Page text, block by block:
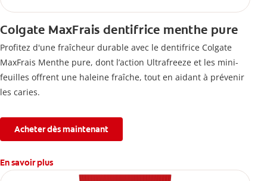
Colgate MaxFrais dentifrice menthe pure
Profitez d'une fraîcheur durable avec le dentifrice Colgate
MaxFrais Menthe pure, dont l’action Ultrafreeze et les mini-
feuilles offrent une haleine fraîche, tout en aidant à prévenir
les caries.
Acheter dès maintenant
En savoir plus